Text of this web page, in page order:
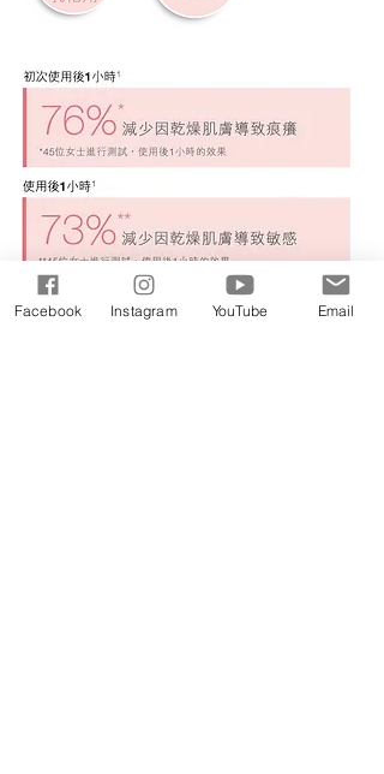
Facebook Instagram YouTube Email